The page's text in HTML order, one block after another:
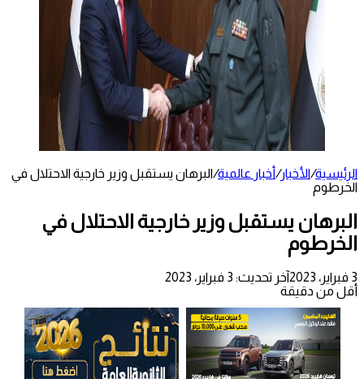
الرئيسية/الأخبار/أخبار عالمية/البرهان يستقبل وزير خارجية الاحتلال في
الخرطوم
البرهان يستقبل وزير خارجية الاحتلال في
الخرطوم
3 فبراير، 2023
آخر تحديث: 3 فبراير، 2023
أقل من دقيقة